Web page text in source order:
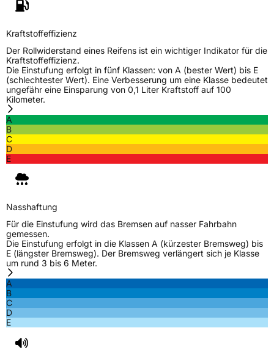
Kraftstoffeffizienz
Der Rollwiderstand eines Reifens ist ein wichtiger Indikator für die
Kraftstoffeffizienz.
Die Einstufung erfolgt in fünf Klassen: von A (bester Wert) bis E
(schlechtester Wert). Eine Verbesserung um eine Klasse bedeutet
ungefähr eine Einsparung von 0,1 Liter Kraftstoff auf 100
Kilometer.
A
B
C
D
E
Nasshaftung
Für die Einstufung wird das Bremsen auf nasser Fahrbahn
gemessen.
Die Einstufung erfolgt in die Klassen A (kürzester Bremsweg) bis
E (längster Bremsweg). Der Bremsweg verlängert sich je Klasse
um rund 3 bis 6 Meter.
A
B
C
D
E